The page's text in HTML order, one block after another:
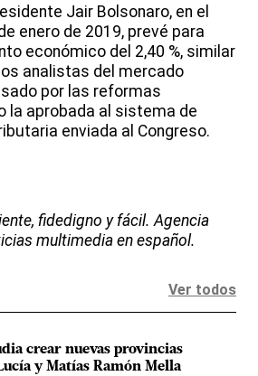
Jair Bolsonaro, en el
enero de 2019, prevé para
económico del 2,40 %, similar
analistas del mercado
por las reformas
la aprobada al sistema de
enviada al Congreso.
fidedigno y fácil. Agencia
multimedia en español.
Ver todos
crear nuevas provincias
y Matías Ramón Mella